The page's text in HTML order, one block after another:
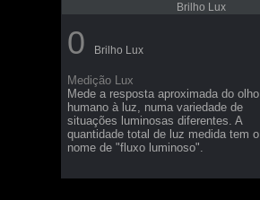
Brilho Lux
0 Brilho Lux
Medição Lux
Mede a resposta aproximada do olho
humano à luz, numa variedade de
situações luminosas diferentes. A
quantidade total de luz medida tem o
nome de "fluxo luminoso".